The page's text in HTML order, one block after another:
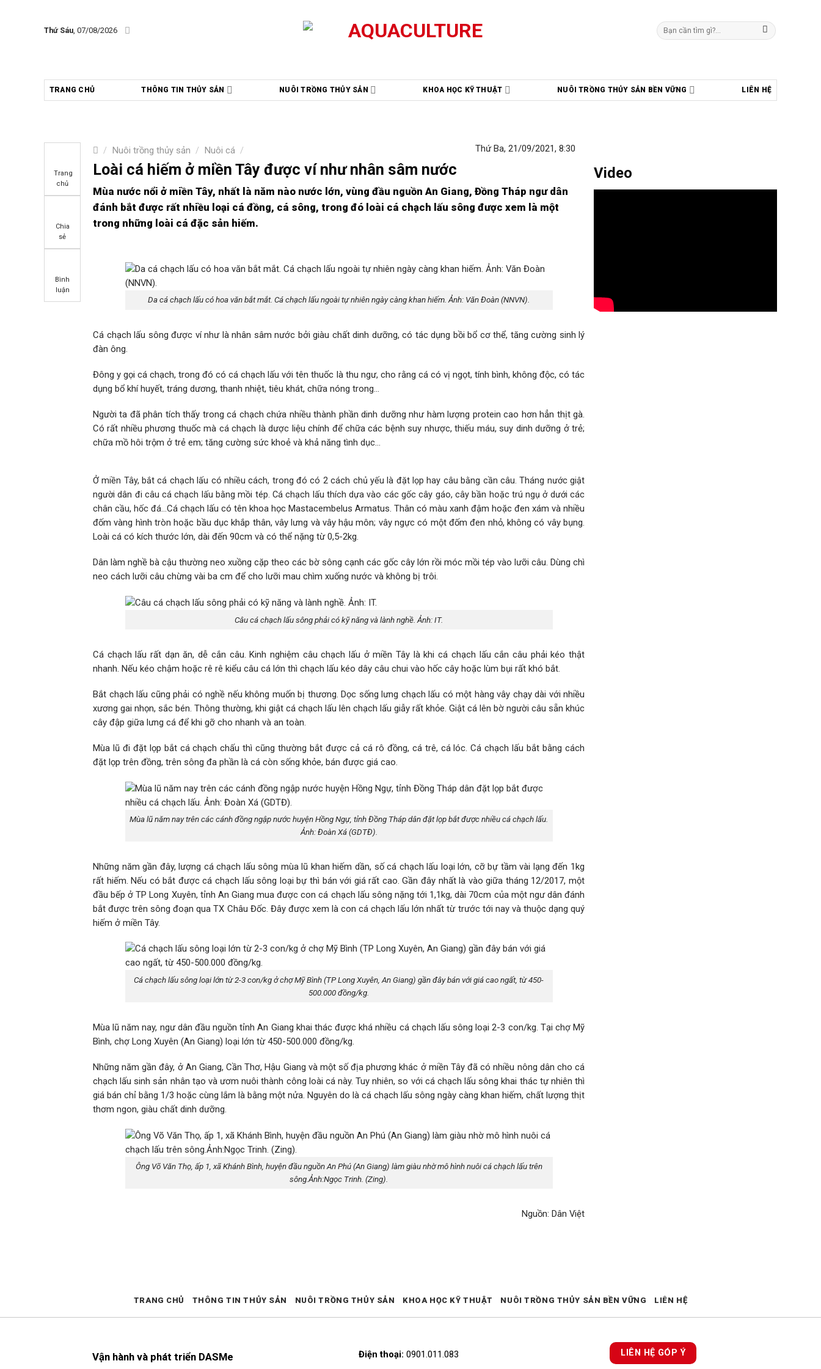
Thứ Sáu, 07/08/2026
Tìm
kiếm:
TRANG CHỦ THÔNG TIN THỦY SẢN NUÔI TRỒNG THỦY SẢN KHOA HỌC KỸ THUẬT NUÔI TRỒNG THỦY SẢN BỀN VỮNG LIÊN HỆ
/ Nuôi trồng thủy sản / Nuôi cá /
Trang
chủ
Chia
sẻ
Bình
luận
Thứ Ba, 21/09/2021, 8:30
Loài cá hiếm ở miền Tây được ví như nhân sâm nước
Mùa nước nổi ở miền Tây, nhất là năm nào nước lớn, vùng đầu nguồn An Giang, Đồng Tháp ngư dân
đánh bắt được rất nhiều loại cá đồng, cá sông, trong đó loài cá chạch lấu sông được xem là một
trong những loài cá đặc sản hiếm.
Da cá chạch lấu có hoa văn bắt mắt. Cá chạch lấu ngoài tự nhiên ngày càng khan hiếm. Ảnh: Văn Đoàn (NNVN).
Cá chạch lấu sông được ví như là nhân sâm nước bởi giàu chất dinh dưỡng, có tác dụng bồi bổ cơ thể, tăng cường sinh lý
đàn ông.
Đông y gọi cá chạch, trong đó có cá chạch lấu với tên thuốc là thu ngư, cho rằng cá có vị ngọt, tính bình, không độc, có tác
dụng bổ khí huyết, tráng dương, thanh nhiệt, tiêu khát, chữa nóng trong…
Người ta đã phân tích thấy trong cá chạch chứa nhiều thành phần dinh dưỡng như hàm lượng protein cao hơn hẳn thịt gà.
Có rất nhiều phương thuốc mà cá chạch là dược liệu chính để chữa các bệnh suy nhược, thiếu máu, suy dinh dưỡng ở trẻ;
chữa mồ hôi trộm ở trẻ em; tăng cường sức khoẻ và khả năng tình dục…
Ở miền Tây, bắt cá chạch lấu có nhiều cách, trong đó có 2 cách chủ yếu là đặt lọp hay câu bằng cần câu. Tháng nước giật
người dân đi câu cá chạch lấu bằng mồi tép. Cá chạch lấu thích dựa vào các gốc cây gáo, cây bần hoặc trú ngụ ở dưới các
chân cầu, hốc đá…Cá chạch lấu có tên khoa học Mastacembelus Armatus. Thân có màu xanh đậm hoặc đen xám và nhiều
đốm vàng hình tròn hoặc bầu dục khắp thân, vây lưng và vây hậu môn; vây ngực có một đốm đen nhỏ, không có vây bụng.
Loài cá có kích thước lớn, dài đến 90cm và có thể nặng từ 0,5-2kg.
Dân làm nghề bà cậu thường neo xuồng cặp theo các bờ sông cạnh các gốc cây lớn rồi móc mồi tép vào lưỡi câu. Dùng chì
neo cách lưỡi câu chừng vài ba cm để cho lưỡi mau chìm xuống nước và không bị trôi.
Câu cá chạch lấu sông phải có kỹ năng và lành nghề. Ảnh: IT.
Cá chạch lấu rất dạn ăn, dễ cắn câu. Kinh nghiệm câu chạch lấu ở miền Tây là khi cá chạch lấu cắn câu phải kéo thật
nhanh. Nếu kéo chậm hoặc rê rê kiểu câu cá lớn thì chạch lấu kéo dây câu chui vào hốc cây hoặc lùm bụi rất khó bắt.
Bắt chạch lấu cũng phải có nghề nếu không muốn bị thương. Dọc sống lưng chạch lấu có một hàng vây chạy dài với nhiều
xương gai nhọn, sắc bén. Thông thường, khi giật cá chạch lấu lên chạch lấu giẫy rất khỏe. Giật cá lên bờ người câu sẵn khúc
cây đập giữa lưng cá để khi gỡ cho nhanh và an toàn.
Mùa lũ đi đặt lọp bắt cá chạch chấu thì cũng thường bắt được cả cá rô đồng, cá trê, cá lóc. Cá chạch lấu bắt bằng cách
đặt lọp trên đồng, trên sông đa phần là cá còn sống khỏe, bán được giá cao.
Mùa lũ năm nay trên các cánh đồng ngập nước huyện Hồng Ngự, tỉnh Đồng Tháp dân đặt lọp bắt được nhiều cá chạch lấu.
Ảnh: Đoàn Xá (GDTĐ).
Những năm gần đây, lượng cá chạch lấu sông mùa lũ khan hiếm dần, số cá chạch lấu loại lớn, cỡ bự tầm vài lạng đến 1kg
rất hiếm. Nếu có bắt được cá chạch lấu sông loại bự thì bán với giá rất cao. Gần đây nhất là vào giữa tháng 12/2017, một
đầu bếp ở TP Long Xuyên, tỉnh An Giang mua được con cá chạch lấu sông nặng tới 1,1kg, dài 70cm của một ngư dân đánh
bắt được trên sông đoạn qua TX Châu Đốc. Đây được xem là con cá chạch lấu lớn nhất từ trước tới nay và thuộc dạng quý
hiếm ở miền Tây.
Cá chạch lấu sông loại lớn từ 2-3 con/kg ở chợ Mỹ Bình (TP Long Xuyên, An Giang) gần đây bán với giá cao ngất, từ 450-
500.000 đồng/kg.
Mùa lũ năm nay, ngư dân đầu nguồn tỉnh An Giang khai thác được khá nhiều cá chạch lấu sông loại 2-3 con/kg. Tại chợ Mỹ
Bình, chợ Long Xuyên (An Giang) loại lớn từ 450-500.000 đồng/kg.
Những năm gần đây, ở An Giang, Cần Thơ, Hậu Giang và một số địa phương khác ở miền Tây đã có nhiều nông dân cho cá
chạch lấu sinh sản nhân tạo và ươm nuôi thành công loài cá này. Tuy nhiên, so với cá chạch lấu sông khai thác tự nhiên thì
giá bán chỉ bằng 1/3 hoặc cùng lắm là bằng một nửa. Nguyên do là cá chạch lấu sông ngày càng khan hiếm, chất lượng thịt
thơm ngon, giàu chất dinh dưỡng.
Ông Võ Văn Thọ, ấp 1, xã Khánh Bình, huyện đầu nguồn An Phú (An Giang) làm giàu nhờ mô hình nuôi cá chạch lấu trên
sông.Ảnh:Ngọc Trinh. (Zing).
Nguồn: Dân Việt
Video
Vận hành và phát triển DASMe Điện thoại: 0901.011.083 LIÊN HỆ GÓP Ý
TRANG CHỦ THÔNG TIN THỦY SẢN NUÔI TRỒNG THỦY SẢN KHOA HỌC KỸ THUẬT NUÔI TRỒNG THỦY SẢN BỀN VỮNG LIÊN HỆ